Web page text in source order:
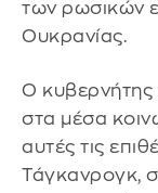
των ρωσικών
Ουκρανίας.
Ο κυβερνήτης
στα μέσα
αυτές τις
Τάγκανρογκ,